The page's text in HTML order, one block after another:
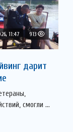
11:47 913
дарит
смогли ...